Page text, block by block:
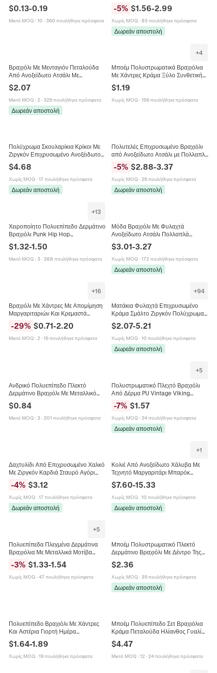
Πολύχρωμο
$0.13-0.19
Μικτό MOQ : 10 · 360 πουλήθηκε πρόσφατα
Αλουμινίου Για Γυναίκες
-5% $1.56-2.99
Χωρίς MOQ · 85 πουλήθηκε πρόσφατα
Δωρεάν αποστολή
Βραχιόλι Με Μενταγιόν Πεταλούδα
Από Ανοξείδωτο Ατσάλι Με
Πολλαπλά Στοιχεία Κρύσταλλο Στρας
Μόδα Κοσμήματα Για Γυναίκες
$2.07
Μικτό MOQ : 2· 326 πουλήθηκε πρόσφατα
Δωρεάν αποστολή
+4
Μποέμ Πολυστρωματικά Βραχιόλια
Με Χάντρες Κράμα Ξύλο Συνθετική
Πέτρα Φούντα Φτερό Μενταγιόν I
Love You Vintage Για Γυναίκες
$1.19
Χωρίς MOQ · 156 πουλήθηκε πρόσφατα
Πολύχρωμα Σκουλαρίκια Κρίκοι Με
Ζιργκόν Επιχρυσωμένο Ανοξέιδωτο
Ατσάλι Για Γυναίκες Κοσμήματα
Δώρο
$4.68
Χωρίς MOQ · 17 πουλήθηκε πρόσφατα
Δωρεάν αποστολή
Πολυτελές Επιχρυσωμένο Βραχιόλι
από Ανοξείδωτο Ατσάλι με Πολλαπλά
Μενταγιόν για Γυναίκες Καρδιά
Λουλούδι Πεταλούδα Αστέρι Τεχνητό
Μαργαριτάρι Στρας Βραχιόλι Μόδας
Κοσμήματα Δώρο
-5% $2.88-3.37
Χωρίς MOQ · 26 πουλήθηκε πρόσφατα
Δωρεάν αποστολή
+13
Χειροποίητο Πολυεπίπεδο Δερμάτινο
Βραχιόλι Punk Hip Hop
Νεκροκεφαλή Άπειρο Φυλαχτό Ρετρό
Βραχιόλι Για Άνδρες
$1.32-1.50
Μικτό MOQ : 3· 388 πουλήθηκε πρόσφατα
Μόδα Βραχιόλι Με Φυλαχτά
Ανοξείδωτο Ατσάλι Πολλαπλά
Μενταγιόν Καρδιά Λουλούδι
Πεταλούδα Τεχνητό Μαργαριτάρι
Χρυσό Vintage Γυναικείο
$3.01-3.27
Χωρίς MOQ · 172 πουλήθηκε πρόσφατα
Δωρεάν αποστολή
+16
Βραχιόλι Με Χάντρες Με Απομίμηση
Μαργαριταριών Και Κρεμαστά
Καρδιά Από Κράμα Πολυεπίπεδα
Κοσμήματα Μόδας Για Γυναίκες
Κομψό Αξεσουάρ
-29% $0.71-2.20
Μικτό MOQ : 2· 16 πουλήθηκε πρόσφατα
+94
Ματάκια Φυλαχτά Επιχρυσωμένο
Κράμα Σμάλτο Ζιργκόν Πολύχρωμα
Πολλαπλά Σχήματα Χέρι Χάμσα
Αστέρι Κατασκευή Κοσμημάτων DIY
$2.07-5.21
Χωρίς MOQ · 10 πουλήθηκε πρόσφατα
Δωρεάν αποστολή
Ανδρικό Πολυεπίπεδο Πλεκτό
Δερμάτινο Βραχιόλι Με Μεταλλικό
Ποδόσφαιρο Βόλεϊ Μπέιζμπολ
Vintage Κόσμημα Unisex
$0.84
Μικτό MOQ : 3· 201 πουλήθηκε πρόσφατα
+5
Πολυστρωματικό Πλεχτό Βραχιόλι
Από Δέρμα PU Vintage Viking
Κούμπωμα Κοσμήματα Για Άνδρες
-7% $1.57
Χωρίς MOQ · 34 πουλήθηκε πρόσφατα
Δωρεάν αποστολή
Δαχτυλίδι Από Επιχρυσωμένο Χαλκό
Με Ζιργκόν Καρδιά Σταυρό Αγόρι
Κορίτσι Κρεμαστά Ρυθμιζόμενο
Ανοιχτό Δαχτυλίδι
-4% $3.12
Χωρίς MOQ · 17 πουλήθηκε πρόσφατα
Δωρεάν αποστολή
+1
Κολιέ Από Ανοξείδωτο Χάλυβα Με
Τεχνητό Μαργαριτάρι Μπαρόκ
Κοχύλι Κεραμικές Χάντρες Πολλαπλά
Γούρια Αδιάβροχο Υποαλλεργικό
Γυναικείο
$7.60-15.33
Χωρίς MOQ · 10 πουλήθηκε πρόσφατα
Δωρεάν αποστολή
+5
Πολυεπίπεδα Πλεγμένα Δερμάτινα
Βραχιόλια Με Μεταλλικά Μοτίβα
Κόσμημα
-3% $1.33-1.54
Χωρίς MOQ · 47 πουλήθηκε πρόσφατα
Μποέμ Πολυστρωματικό Πλεκτό
Δερμάτινο Βραχιόλι Με Δέντρο Της
Κούμπωμα Χειροποίητο Γυναικεία
Κοσμήματα
$2.36
Χωρίς MOQ · 39 πουλήθηκε πρόσφατα
Δωρεάν αποστολή
Πολυεπίπεδο Βραχιόλι Με Χάντρες
Και Αστέρια Γιορτή Ημέρα
Ανεξαρτησίας Χριστούγεννα
Halloween Μπόχο Κοσμήματα Για
Γυναίκες
$1.64-1.89
Χωρίς MOQ · 19 πουλήθηκε πρόσφατα
Μποέμ Πολυεπίπεδο Σετ Βραχιόλια
Κράμα Πεταλούδα Ηλίανθος Γυαλί
Ξύλο Φυσική Πέτρα Κοσμήματα Για
Γυναίκες
$4.47
Μικτό MOQ : 12· 24 πουλήθηκε πρόσφατα